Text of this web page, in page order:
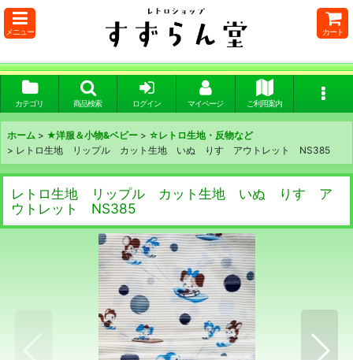
メニュー カート
カテゴリ 商品検索 ログイン マイページ ご利用案内
ホーム > ★洋服＆小物&ベビー > ☆レトロ生地・反物など
> レトロ生地 リップル カット生地 いぬ りす アウトレット NS385
レトロ生地 リップル カット生地 いぬ りす ア
ウトレット NS385